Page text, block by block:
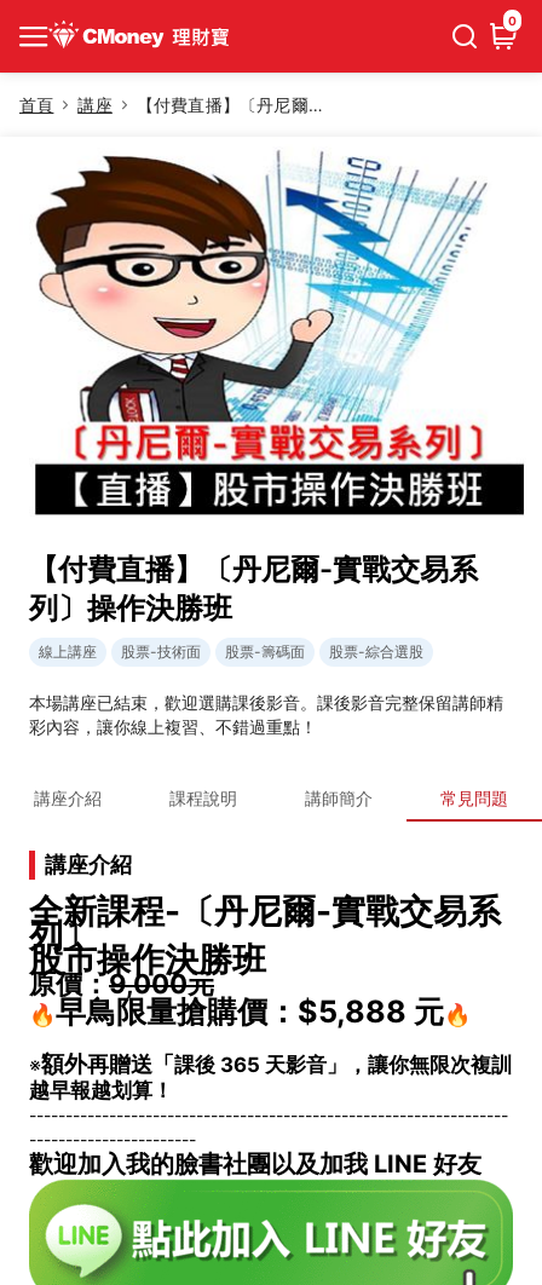
0
首頁 講座 【付費直播】〔丹尼爾-實戰交易系列〕操作決勝班
【付費直播】〔丹尼爾-實戰交易系
列〕操作決勝班
線上講座 股票-技術面 股票-籌碼面 股票-綜合選股
本場講座已結束，歡迎選購課後影音。課後影音完整保留講師精
彩內容，讓你線上複習、不錯過重點！
講座介紹 課程說明 講師簡介 常見問題
講座介紹
全新課程-〔丹尼爾-實戰交易系
列〕
股市操作決勝班
原價：9,000元
🔥早鳥限量搶購價： $5,888 元🔥
※額外再贈送「 課後 365 天影音」，讓你無限次複訓
越早報越划算！
------------------------------------------------------------------
-----------------------
歡迎加入我的臉書社團以及加我 LINE 好友